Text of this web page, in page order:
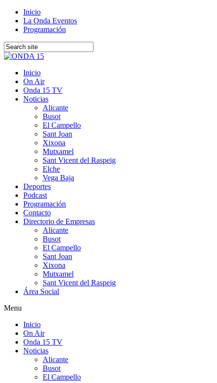
Inicio
La Onda Eventos
Programación
Inicio
On Air
Onda 15 TV
Noticias
Alicante
Busot
El Campello
Sant Joan
Xixona
Mutxamel
Sant Vicent del Raspeig
Elche
Vega Baja
Deportes
Podcast
Programación
Contacto
Directorio de Empresas
Alicante
Busot
El Campello
Sant Joan
Xixona
Mutxamel
Sant Vicent del Raspeig
Área Social
Menu
Inicio
On Air
Onda 15 TV
Noticias
Alicante
Busot
El Campello